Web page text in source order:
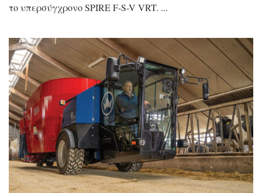
το υπερσύγχρονο SPIRE F-S-V VRT.